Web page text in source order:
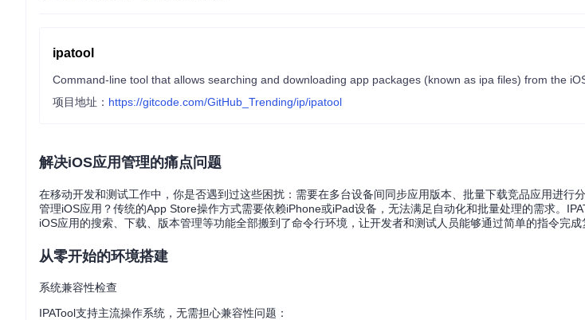
ipatool
Command-line tool that allows searching and downloading app packages (known as ipa files) from the
项目地址： https://gitcode.com/GitHub_Trending/ip/ipatool
解决iOS应用管理的痛点问题
在移动开发和测试工作中，你是否遇到过这些困扰：需要在多台设备间同步应用版本、批量下载竞品应用进行
管理iOS应用？传统的App Store操作方式需要依赖iPhone或iPad设备，无法满足自动化和批量处理的需求。
iOS应用的搜索、下载、版本管理等功能全部搬到了命令行环境，让开发者和测试人员能够通过简单的指令完成
从零开始的环境搭建
系统兼容性检查
IPATool支持主流操作系统，无需担心兼容性问题：